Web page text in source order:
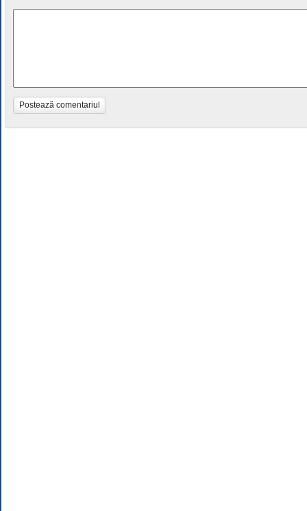
Postează comentariul